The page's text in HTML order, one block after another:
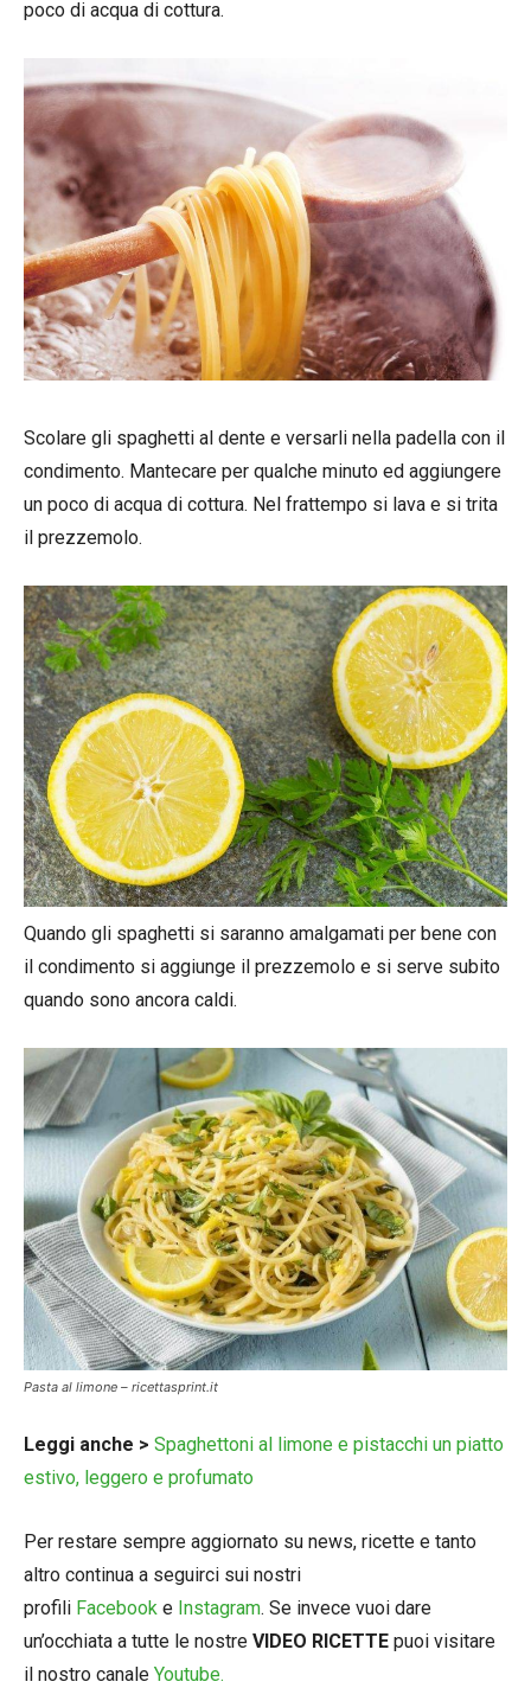
poco di acqua di cottura.
Scolare gli spaghetti al dente e versarli nella padella con il
condimento. Mantecare per qualche minuto ed aggiungere
un poco di acqua di cottura. Nel frattempo si lava e si trita
il prezzemolo.
Quando gli spaghetti si saranno amalgamati per bene con
il condimento si aggiunge il prezzemolo e si serve subito
quando sono ancora caldi.
Pasta al limone – ricettasprint.it
Leggi anche > Spaghettoni al limone e pistacchi un piatto
estivo, leggero e profumato
Per restare sempre aggiornato su news, ricette e tanto
altro continua a seguirci sui nostri
profili Facebook e Instagram. Se invece vuoi dare
un’occhiata a tutte le nostre VIDEO RICETTE puoi visitare
il nostro canale Youtube.